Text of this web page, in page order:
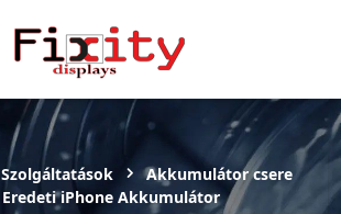
Szolgáltatások
Akkumulátor csere
Eredeti iPhone Akkumulátor